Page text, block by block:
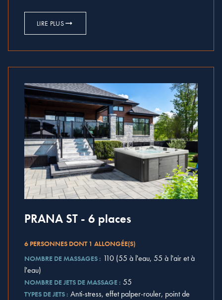
LIRE PLUS
PRANA ST - 6 places
6 PERSONNES DONT 1 ALLONGÉE(S)
NOMBRE DE MASSAGES : 110 (55 à l'eau, 55 à l'air et à
l'eau)
NOMBRE DE JETS DE MASSAGE : 55
TYPES DE JETS : Anti-stress, effet palper-rouler, point de